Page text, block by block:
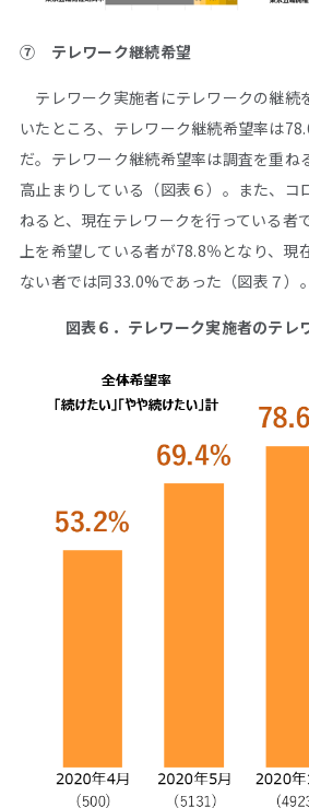
➆ テレワーク継続希望
テレワーク実施者にテレワークの継続
いたところ、テレワーク継続希望率は
だ。テレワーク継続希望率は調査を重ね
高止まりしている（図表６）。また、コ
ねると、現在テレワークを行っている者
上を希望している者が78.8％となり、現
ない者では同33.0%であった（図表７）。
図表６．テレワーク実施者のテレ